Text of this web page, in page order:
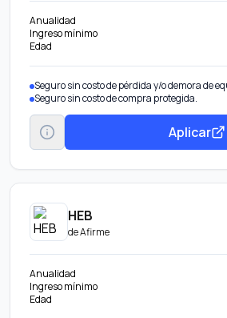
Anualidad
Ingreso mínimo
Edad
Seguro sin costo de pérdida y/o demora de
Seguro sin costo de compra protegida.
Aplicar
HEB
deAfirme
Anualidad
Ingreso mínimo
Edad